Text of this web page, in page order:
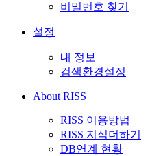
비밀번호 찾기
설정
내 정보
검색환경설정
About RISS
RISS 이용방법
RISS 지식더하기
DB연계 현황